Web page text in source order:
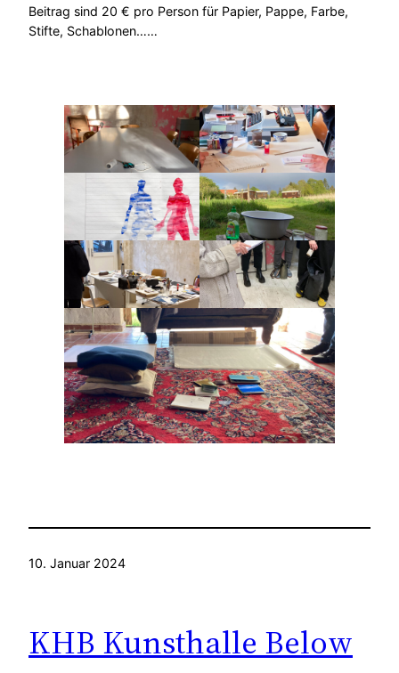
Beitrag sind 20 € pro Person für Papier, Pappe, Farbe,
Stifte, Schablonen……
10. Januar 2024
KHB Kunsthalle Below